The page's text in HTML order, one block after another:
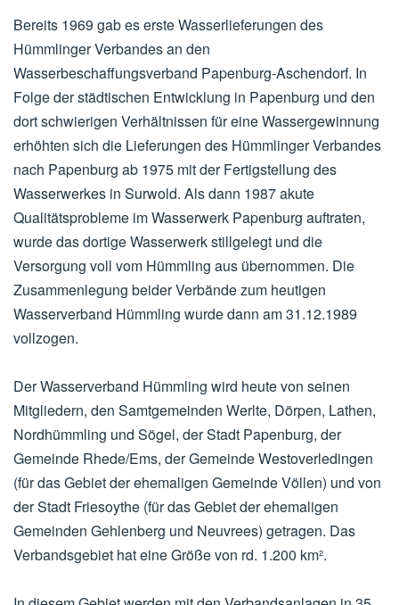
Bereits 1969 gab es erste Wasserlieferungen des
Hümmlinger Verbandes an den
Wasserbeschaffungsverband Papenburg-Aschendorf. In
Folge der städtischen Entwicklung in Papenburg und den
dort schwierigen Verhältnissen für eine Wassergewinnung
erhöhten sich die Lieferungen des Hümmlinger Verbandes
nach Papenburg ab 1975 mit der Fertigstellung des
Wasserwerkes in Surwold. Als dann 1987 akute
Qualitätsprobleme im Wasserwerk Papenburg auftraten,
wurde das dortige Wasserwerk stillgelegt und die
Versorgung voll vom Hümmling aus übernommen. Die
Zusammenlegung beider Verbände zum heutigen
Wasserverband Hümmling wurde dann am 31.12.1989
vollzogen.
Der Wasserverband Hümmling wird heute von seinen
Mitgliedern, den Samtgemeinden Werlte, Dörpen, Lathen,
Nordhümmling und Sögel, der Stadt Papenburg, der
Gemeinde Rhede/Ems, der Gemeinde Westoverledingen
(für das Gebiet der ehemaligen Gemeinde Völlen) und von
der Stadt Friesoythe (für das Gebiet der ehemaligen
Gemeinden Gehlenberg und Neuvrees) getragen. Das
Verbandsgebiet hat eine Größe von rd. 1.200 km².